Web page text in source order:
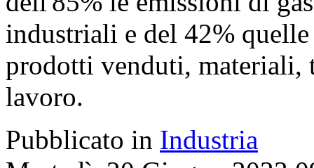
industriali e del 42%
prodotti venduti,
lavoro.
Pubblicato in Industria